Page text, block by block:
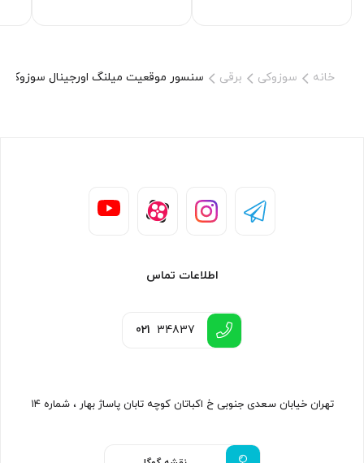
خانه سوزوکی برقی سنسور موقعیت میلنگ اورجینال سوزوکی
اطلاعات تماس
021 34837
تهران خیابان سعدی جنوبی خ اکباتان کوچه تابان پاساژ بهار ، شماره ۱۴